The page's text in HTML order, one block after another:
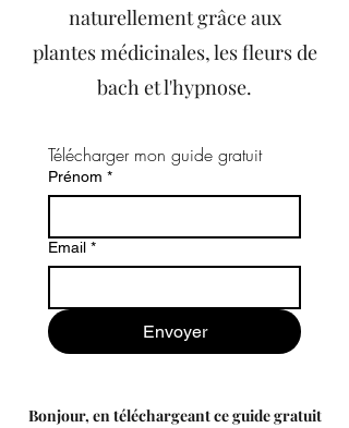
naturellement grâce aux
plantes médicinales, les fleurs de
bach et l'hypnose.
Télécharger mon guide gratuit
Prénom *
Email *
Envoyer
Bonjour, en téléchargeant ce guide gratuit